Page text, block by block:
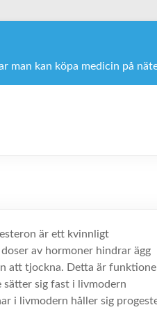
man kan köpa medicin på
är ett kvinnligt
av hormoner hindrar ägg
att tjockna. Detta är
sig fast i livmodern
i livmodern håller sig